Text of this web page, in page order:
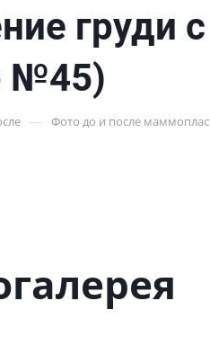
груди
№45)
— Фото до и после